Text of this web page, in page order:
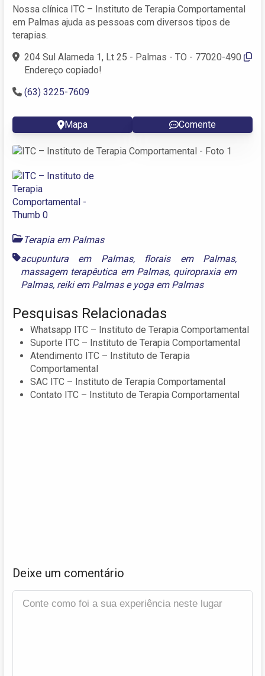
Nossa clínica ITC – Instituto de Terapia Comportamental
em Palmas ajuda as pessoas com diversos tipos de
terapias.
204 Sul Alameda 1, Lt 25 - Palmas - TO - 77020-490
Endereço copiado!
(63) 3225-7609
Mapa Comente
Terapia em Palmas
acupuntura em Palmas, florais em Palmas,
massagem terapêutica em Palmas, quiropraxia em
Palmas, reiki em Palmase yoga em Palmas
Pesquisas Relacionadas
Whatsapp ITC – Instituto de Terapia Comportamental
Suporte ITC – Instituto de Terapia Comportamental
Atendimento ITC – Instituto de Terapia
Comportamental
SAC ITC – Instituto de Terapia Comportamental
Contato ITC – Instituto de Terapia Comportamental
Deixe um comentário